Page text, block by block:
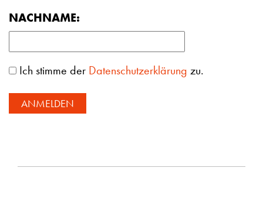
NACHNAME:
Ich stimme der Datenschutzerklärung zu.